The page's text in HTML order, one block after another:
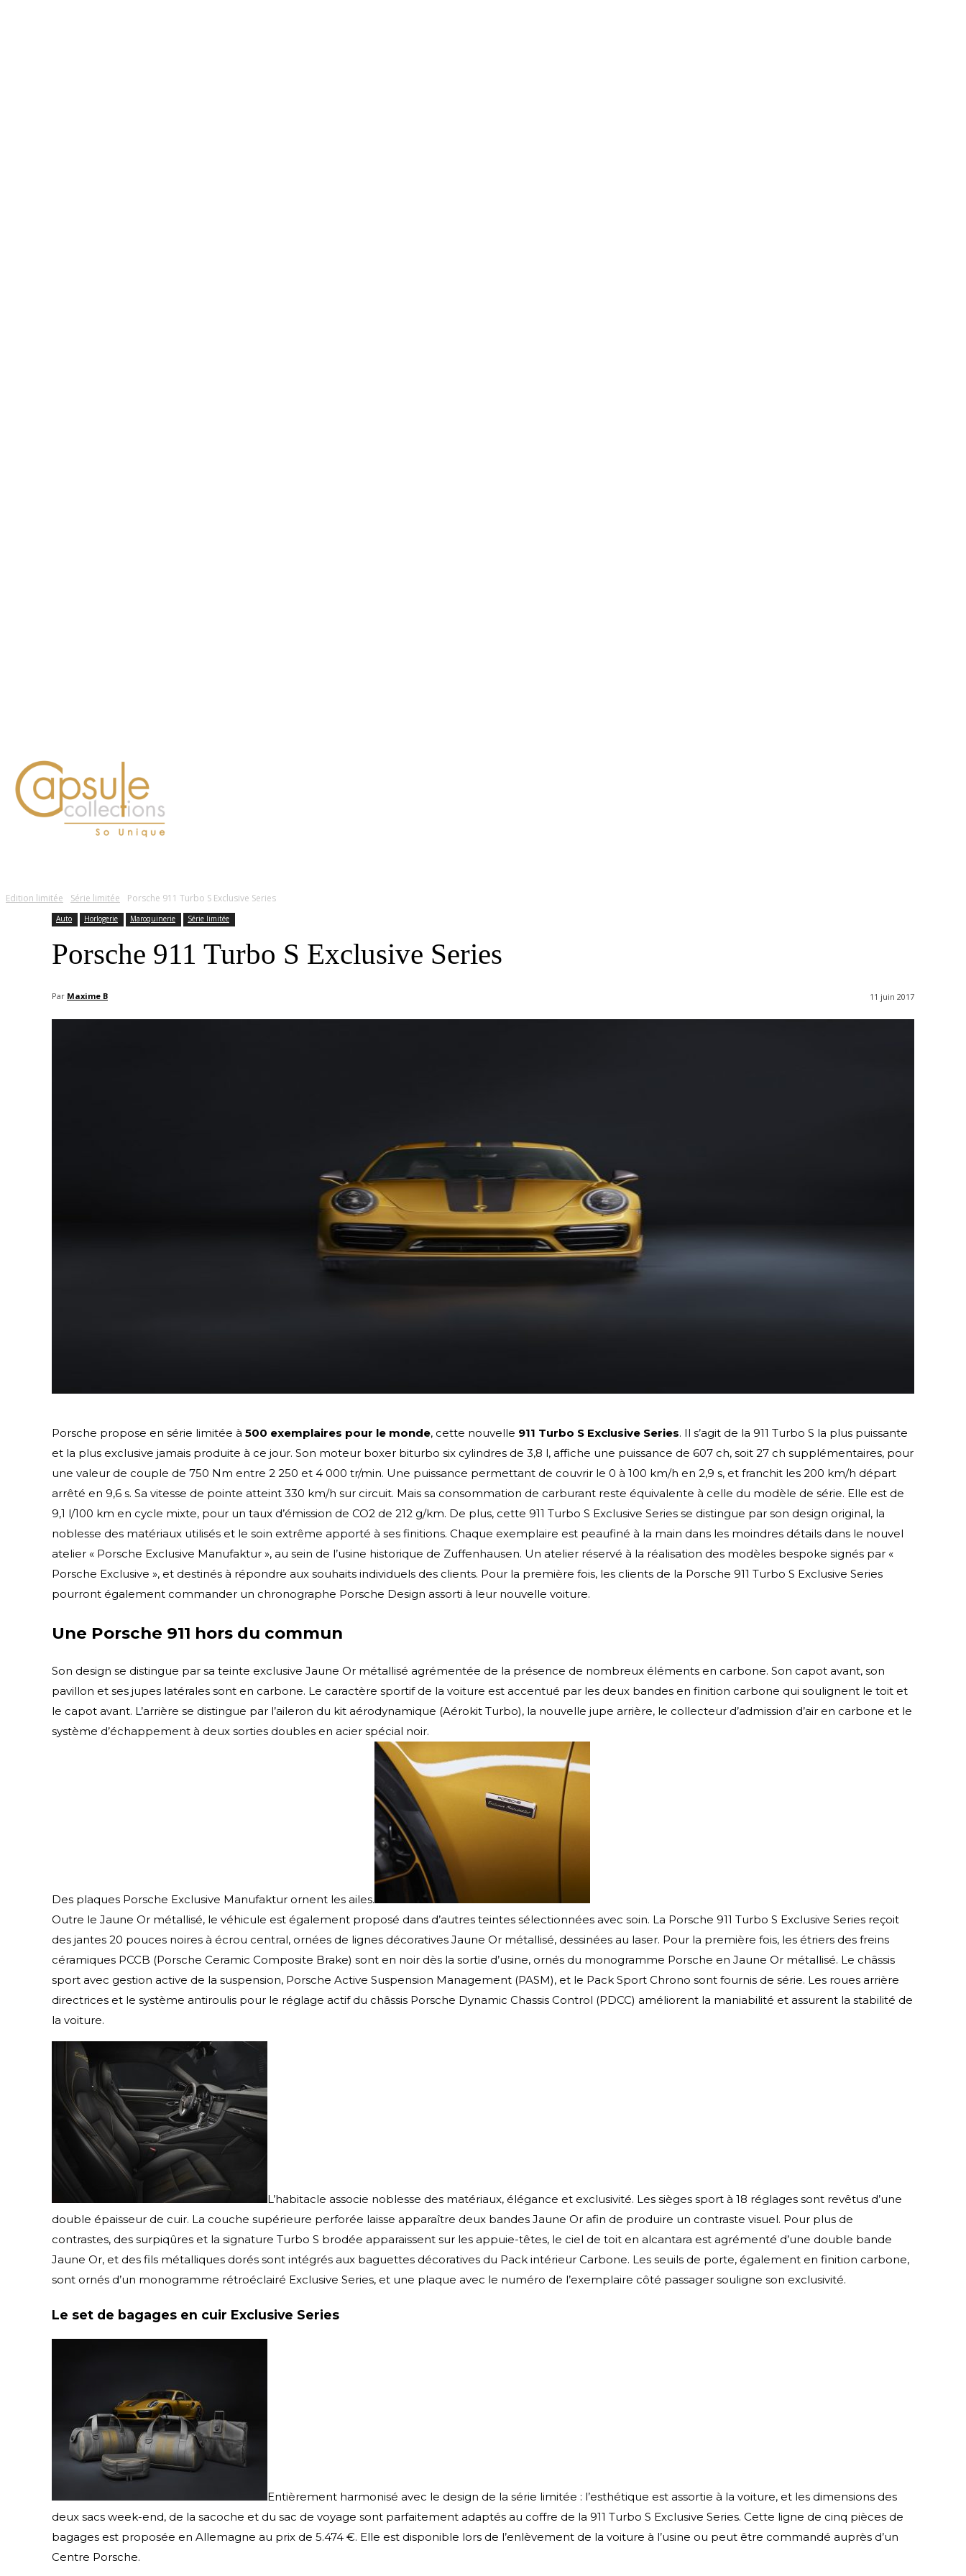
Edition limitée Série limitée Porsche 911 Turbo S Exclusive Series
Auto Horlogerie Maroquinerie Série limitée
Porsche 911 Turbo S Exclusive Series
Par Maxime B 11 juin 2017
Porsche propose en série limitée à 500 exemplaires pour le monde, cette nouvelle 911 Turbo S Exclusive Series. Il s’agit de la 911 Turbo S la plus puissante
et la plus exclusive jamais produite à ce jour. Son moteur boxer biturbo six cylindres de 3,8 l, affiche une puissance de 607 ch, soit 27 ch supplémentaires, pour
une valeur de couple de 750 Nm entre 2 250 et 4 000 tr/min. Une puissance permettant de couvrir le 0 à 100 km/h en 2,9 s, et franchit les 200 km/h départ
arrêté en 9,6 s. Sa vitesse de pointe atteint 330 km/h sur circuit. Mais sa consommation de carburant reste équivalente à celle du modèle de série. Elle est de
9,1 l/100 km en cycle mixte, pour un taux d’émission de CO2 de 212 g/km. De plus, cette 911 Turbo S Exclusive Series se distingue par son design original, la
noblesse des matériaux utilisés et le soin extrême apporté à ses finitions. Chaque exemplaire est peaufiné à la main dans les moindres détails dans le nouvel
atelier « Porsche Exclusive Manufaktur », au sein de l’usine historique de Zuffenhausen. Un atelier réservé à la réalisation des modèles bespoke signés par «
Porsche Exclusive », et destinés à répondre aux souhaits individuels des clients. Pour la première fois, les clients de la Porsche 911 Turbo S Exclusive Series
pourront également commander un chronographe Porsche Design assorti à leur nouvelle voiture.
Une Porsche 911 hors du commun
Son design se distingue par sa teinte exclusive Jaune Or métallisé agrémentée de la présence de nombreux éléments en carbone. Son capot avant, son
pavillon et ses jupes latérales sont en carbone. Le caractère sportif de la voiture est accentué par les deux bandes en finition carbone qui soulignent le toit et
le capot avant. L’arrière se distingue par l’aileron du kit aérodynamique (Aérokit Turbo), la nouvelle jupe arrière, le collecteur d’admission d’air en carbone et le
système d’échappement à deux sorties doubles en acier spécial noir.
Des plaques Porsche Exclusive Manufaktur ornent les ailes.
Outre le Jaune Or métallisé, le véhicule est également proposé dans d’autres teintes sélectionnées avec soin. La Porsche 911 Turbo S Exclusive Series reçoit
des jantes 20 pouces noires à écrou central, ornées de lignes décoratives Jaune Or métallisé, dessinées au laser. Pour la première fois, les étriers des freins
céramiques PCCB (Porsche Ceramic Composite Brake) sont en noir dès la sortie d’usine, ornés du monogramme Porsche en Jaune Or métallisé. Le châssis
sport avec gestion active de la suspension, Porsche Active Suspension Management (PASM), et le Pack Sport Chrono sont fournis de série. Les roues arrière
directrices et le système antiroulis pour le réglage actif du châssis Porsche Dynamic Chassis Control (PDCC) améliorent la maniabilité et assurent la stabilité de
la voiture.
L’habitacle associe noblesse des matériaux, élégance et exclusivité. Les sièges sport à 18 réglages sont revêtus d’une
double épaisseur de cuir. La couche supérieure perforée laisse apparaître deux bandes Jaune Or afin de produire un contraste visuel. Pour plus de
contrastes, des surpiqûres et la signature Turbo S brodée apparaissent sur les appuie-têtes, le ciel de toit en alcantara est agrémenté d’une double bande
Jaune Or, et des fils métalliques dorés sont intégrés aux baguettes décoratives du Pack intérieur Carbone. Les seuils de porte, également en finition carbone,
sont ornés d’un monogramme rétroéclairé Exclusive Series, et une plaque avec le numéro de l’exemplaire côté passager souligne son exclusivité.
Le set de bagages en cuir Exclusive Series
Entièrement harmonisé avec le design de la série limitée : l’esthétique est assortie à la voiture, et les dimensions des
deux sacs week-end, de la sacoche et du sac de voyage sont parfaitement adaptés au coffre de la 911 Turbo S Exclusive Series. Cette ligne de cinq pièces de
bagages est proposée en Allemagne au prix de 5.474 €. Elle est disponible lors de l’enlèvement de la voiture à l’usine ou peut être commandé auprès d’un
Centre Porsche.